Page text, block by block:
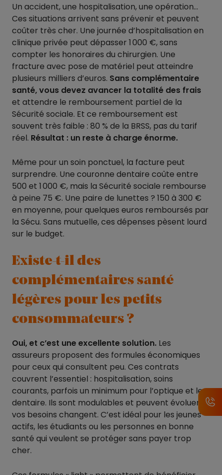
Un accident, une hospitalisation, une opération…
Ces situations arrivent sans prévenir et peuvent
coûter très cher. Une journée d’hospitalisation en
clinique privée peut dépasser 1 000 €, sans
compter les honoraires du chirurgien. Une
fracture avec pose de matériel peut atteindre
plusieurs milliers d’euros. Sans complémentaire
santé, vous devez avancer la totalité des frais
et attendre le remboursement partiel de la
Sécurité sociale. Et ce remboursement est
souvent très faible : 80 % de la BRSS, pas du tarif
réel. Résultat : un reste à charge énorme.
Même pour un soin ponctuel, la facture peut
surprendre. Une couronne dentaire coûte entre
500 et 1 000 €, mais la Sécurité sociale rembourse
à peine 75 €. Une paire de lunettes ? 150 à 300 €
en moyenne, pour quelques euros remboursés par
la Sécu. Sans mutuelle, ces dépenses pèsent lourd
sur le budget.
Existe-t-il des
complémentaires santé
légères pour les petits
consommateurs ?
Oui, et c’est une excellente solution. Les
assureurs proposent des formules économiques
pour ceux qui consultent peu. Ces contrats
couvrent l’essentiel : hospitalisation, soins
courants, parfois un minimum pour l’optique et le
dentaire. Ils sont modulables et peuvent évoluer si
vos besoins changent. C’est idéal pour les jeunes
actifs, les étudiants ou les personnes en bonne
santé qui veulent se protéger sans payer trop
cher.